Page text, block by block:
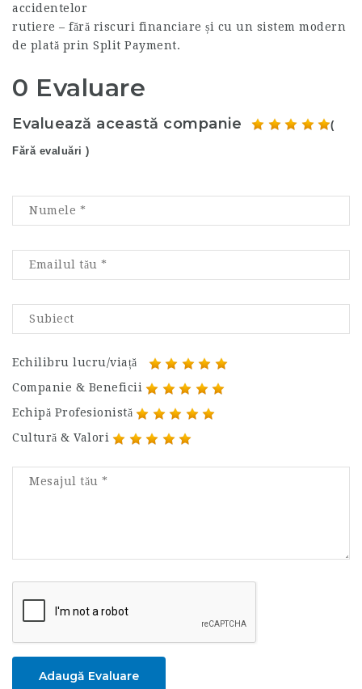
accidentelor
rutiere – fără riscuri financiare și cu un sistem modern
de plată prin Split Payment.
0 Evaluare
Evaluează această companie (
Fără evaluări )
Echilibru lucru/viață
Companie & Beneficii
Echipă Profesionistă
Cultură & Valori
Adaugă Evaluare